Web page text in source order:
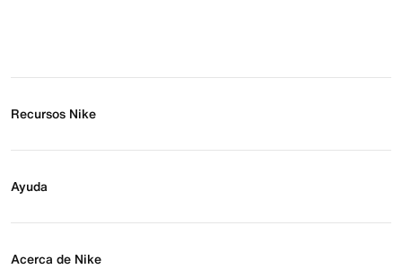
Recursos Nike
Regístrate para recibir correos
Ayuda
Preguntas frecuentes
Acerca de Nike